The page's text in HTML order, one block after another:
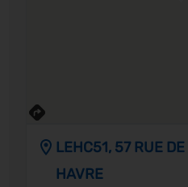
LEHC51, 57 RUE
HAVRE